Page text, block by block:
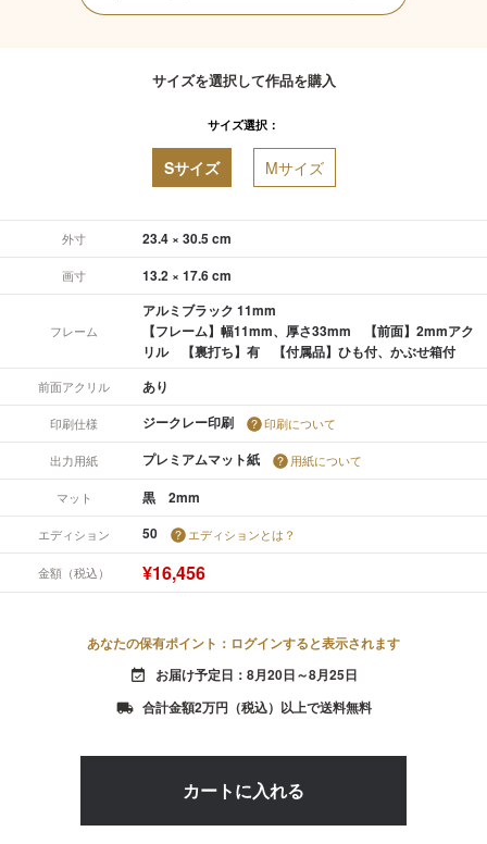
サイズを選択して作品を購入
サイズ選択：
Sサイズ Mサイズ
外寸 23.4 × 30.5 cm
画寸 13.2 × 17.6 cm
フレーム
アルミブラック 11mm
【フレーム】幅11mm、厚さ33mm 【前面】2mmアク
リル 【裏打ち】有 【付属品】ひも付、かぶせ箱付
前面アクリル あり
印刷仕様 ジークレー印刷 印刷について
出力用紙 プレミアムマット紙 用紙について
マット 黒 2mm
エディション 50 エディションとは？
金額（税込） ¥16,456
あなたの保有ポイント：ログインすると表示されます
event_available お届け予定日：8月20日～8月25日
local_shipping 合計金額2万円（税込）以上で送料無料